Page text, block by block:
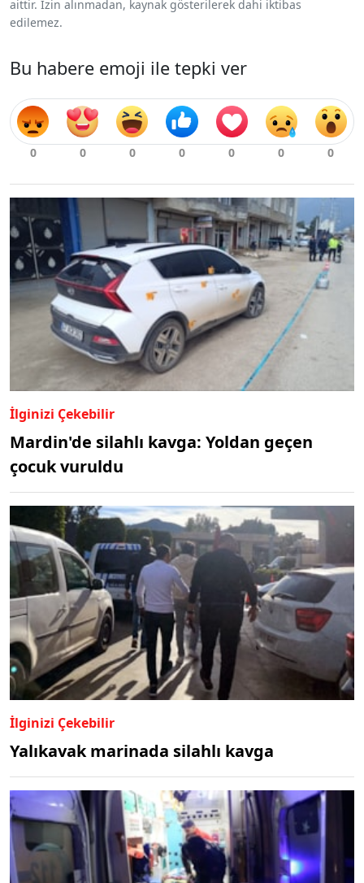
aittir. İzin alınmadan, kaynak gösterilerek dahi iktibas
edilemez.
Bu habere emoji ile tepki ver
İlginizi Çekebilir
Mardin'de silahlı kavga: Yoldan geçen
çocuk vuruldu
İlginizi Çekebilir
Yalıkavak marinada silahlı kavga